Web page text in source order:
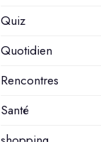
Quiz
Quotidien
Rencontres
Santé